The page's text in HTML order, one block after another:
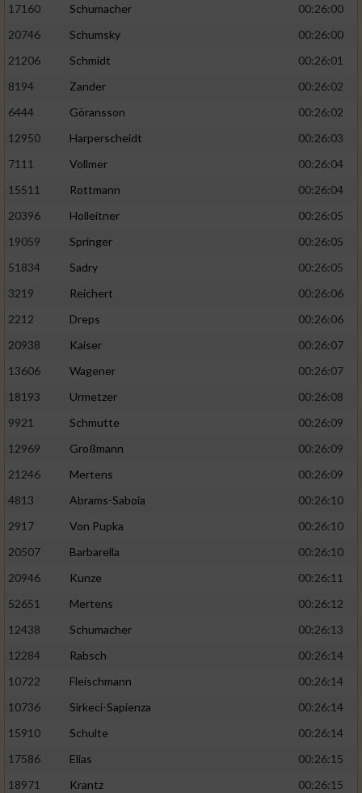
17160
Schumacher
00:26:00
20746
Schumsky
00:26:00
21206
Schmidt
00:26:01
8194
Zander
00:26:02
6444
Göransson
00:26:02
12950
Harperscheidt
00:26:03
7111
Vollmer
00:26:04
15511
Rottmann
00:26:04
20396
Holleitner
00:26:05
19059
Springer
00:26:05
51834
Sadry
00:26:05
3219
Reichert
00:26:06
2212
Dreps
00:26:06
20938
Kaiser
00:26:07
13606
Wagener
00:26:07
18193
Urmetzer
00:26:08
9921
Schmutte
00:26:09
12969
Großmann
00:26:09
21246
Mertens
00:26:09
4813
Abrams-Saboia
00:26:10
2917
Von Pupka
00:26:10
20507
Barbarella
00:26:10
20946
Kunze
00:26:11
52651
Mertens
00:26:12
12438
Schumacher
00:26:13
12284
Rabsch
00:26:14
10722
Fleischmann
00:26:14
10736
Sirkeci-Sapienza
00:26:14
15910
Schulte
00:26:14
17586
Elias
00:26:15
18971
Krantz
00:26:15
Verwendung genauer Standortdaten
Informationen identifizieren